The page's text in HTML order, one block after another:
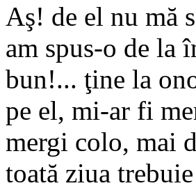
Aş! de el nu mă
am spus-o de la
bun!... ţine la
pe el, mi-ar fi
mergi colo, mai
toată ziua